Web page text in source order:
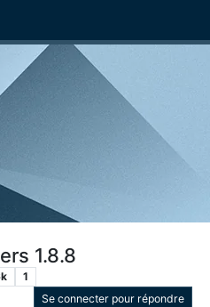
1.8.8
1
Se connecter pour répondre